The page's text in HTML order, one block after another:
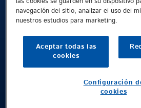
Aviso Legal
Protección de Datos en Internet
Condiciones comerciales generales
Whistleblowing Channel
Public © 2026 Demag Cranes & Components
Demag Cranes & Components GmbH
navegación del sitio, analizar el uso del
nuestros estudios para marketing.
Aceptar todas las
cookies
Configuración
cookies